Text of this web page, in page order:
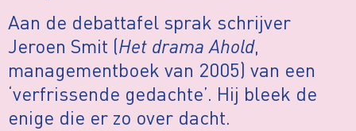
Aan de debattafel sprak schrijver
Jeroen Smit (Het drama Ahold,
managementboek van 2005) van een
‘verfrissende gedachte’. Hij bleek de
enige die er zo over dacht.